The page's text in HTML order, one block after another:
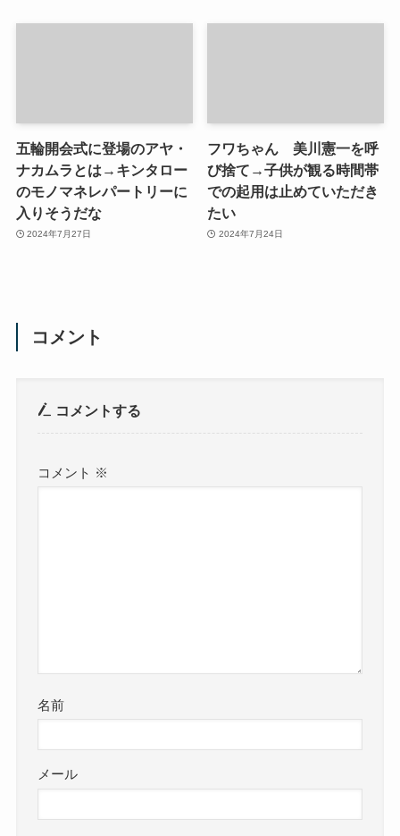
五輪開会式に登場のアヤ・
ナカムラとは→キンタロー
のモノマネレパートリーに
入りそうだな
2024年7月27日
フワちゃん 美川憲一を呼
び捨て→子供が観る時間帯
での起用は止めていただき
たい
2024年7月24日
コメント
コメントする
コメント ※
名前
メール